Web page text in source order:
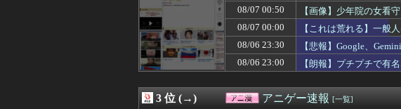
08/07 00:48
【画像】卓球の張本美和さんの胸
08/07 00:48
【新台評価】「スロット ワールドダ
08/07 00:45
【画像】被災者まんさん、自衛隊の
08/07 00:45
『パラノマサイト』っていうゲーム
08/07 00:45
【画像】新人女性声優、水着になる
08/07 00:45
【悲報】漫画『ナナとカオル』作者
08/07 00:41
【速報】注文厨の女を逮捕
08/07 00:50
【画像】少年院の女看
08/07 00:00
【これは荒れる】一般
08/06 23:30
【悲報】Google、
08/06 23:00
【朗報】プチプチで有
3 位 (→) アニゲー速報 [一覧]